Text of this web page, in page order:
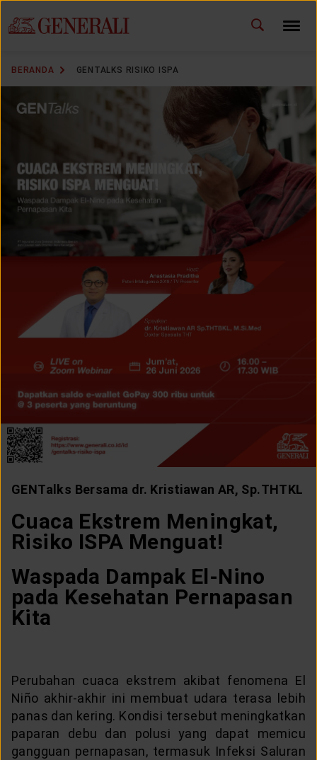
BERANDA GENTALKS RISIKO ISPA
GENTalks Bersama dr. Kristiawan AR, Sp.THTKL
Cuaca Ekstrem Meningkat,
Risiko ISPA Menguat!
Waspada Dampak El-Nino
pada Kesehatan Pernapasan
Kita
Perubahan cuaca ekstrem akibat fenomena El
Niño akhir-akhir ini membuat udara terasa lebih
panas dan kering. Kondisi tersebut meningkatkan
paparan debu dan polusi yang dapat memicu
gangguan pernapasan, termasuk Infeksi Saluran
GANTI BAHASA ID EN
DOWNLOAD GEN ICLICK
KANTOR PEMASARAN
TEMUKAN AGEN
LAYANAN NASABAH
ARTIKEL DAN BERITA
TENTANG GENERALI
KEAGENAN